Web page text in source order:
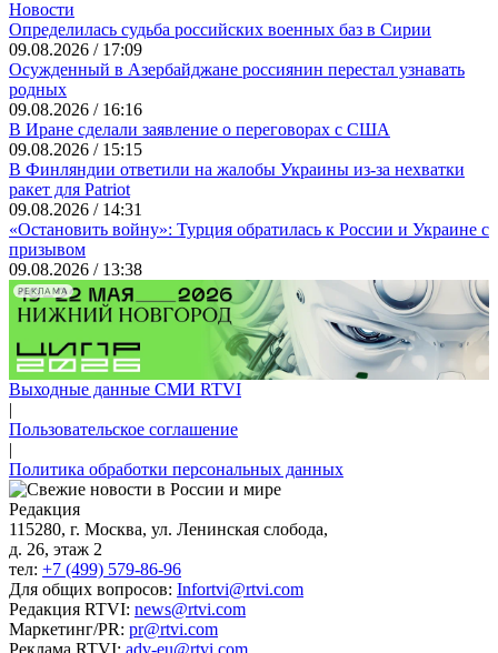
Новости
Определилась судьба российских военных баз в Сирии
09.08.2026 / 17:09
Осужденный в Азербайджане россиянин перестал узнавать
родных
09.08.2026 / 16:16
В Иране сделали заявление о переговорах с США
09.08.2026 / 15:15
В Финляндии ответили на жалобы Украины из-за нехватки
ракет для Patriot
09.08.2026 / 14:31
«Остановить войну»: Турция обратилась к России и Украине с
призывом
09.08.2026 / 13:38
РЕКЛАМА
Выходные данные СМИ RTVI
|
Пользовательское соглашение
|
Политика обработки персональных данных
Редакция
115280, г. Москва, ул. Ленинская слобода,
д. 26, этаж 2
тел: +7 (499) 579-86-96
Для общих вопросов: Infortvi@rtvi.com
Редакция RTVI: news@rtvi.com
Маркетинг/PR: pr@rtvi.com